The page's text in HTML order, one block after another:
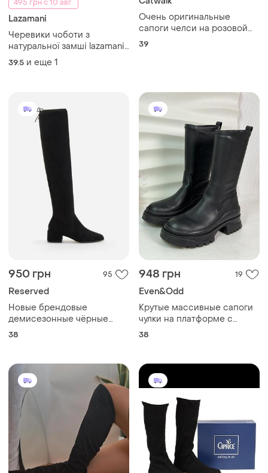
495 грн с 10 авг.
Lazamani
Черевики чоботи з
натуральної замші lazamani
38
39.5 и еще 1
Очень оригинальные
сапоги челси на розовой
платформе catwalk 39р
39
950 грн 95
Reserved
Новые брендовые
демисезонные чёрные
высокие сапоги-чулки
38
948 грн 19
Even&Odd
Крутые массивные сапоги
чулки на платформе с
эластичными голенями
38